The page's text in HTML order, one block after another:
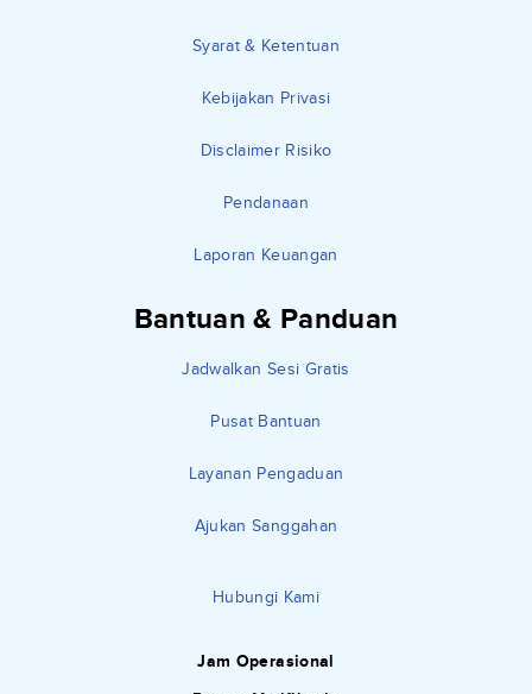
Syarat & Ketentuan
Kebijakan Privasi
Disclaimer Risiko
Pendanaan
Laporan Keuangan
Bantuan & Panduan
Jadwalkan Sesi Gratis
Pusat Bantuan
Layanan Pengaduan
Ajukan Sanggahan
Hubungi Kami
Jam Operasional